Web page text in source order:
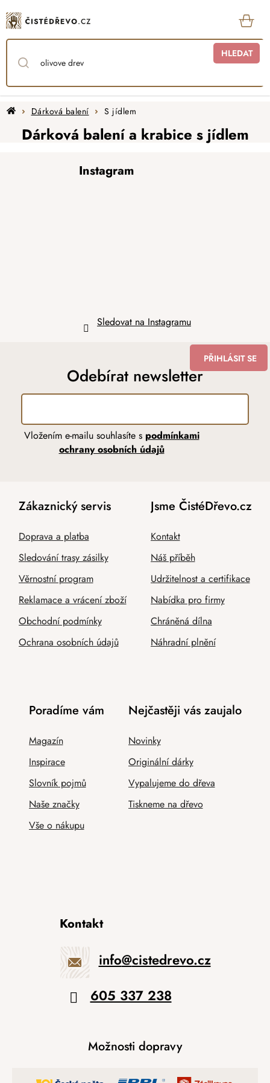
na
obsah
HLEDAT
DomůDárková balení S jídlem
Dárková balení a krabice s jídlem
Instagram
Sledovat na Instagramu
Odebírat newsletter
Vložením e-mailu souhlasíte s podmínkami
ochrany osobních údajů
PŘIHLÁSIT SE
Zákaznický servis
Doprava a platba
Sledování trasy zásilky
Věrnostní program
Reklamace a vrácení zboží
Obchodní podmínky
Ochrana osobních údajů
Jsme ČistéDřevo.cz
Kontakt
Náš příběh
Udržitelnost a certifikace
Nabídka pro firmy
Chráněná dílna
Náhradní plnění
Poradíme vám
Magazín
Inspirace
Slovník pojmů
Naše značky
Vše o nákupu
Nejčastěji vás zaujalo
Novinky
Originální dárky
Vypalujeme do dřeva
Tiskneme na dřevo
Kontakt
info@cistedrevo.cz
605 337 238
Možnosti dopravy